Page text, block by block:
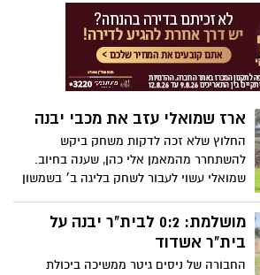
נס ציונה, שגם היא ניצחה היום
ארז שמואלי עזב את מכבי יבנה
החלוץ שלא זכה לדקות משחק ביקש
להשתחרר מהמאמן אלי כהן, שענה בחיוב.
שמואלי עשוי לעבור לשחק בליגה ב׳ בשמשון
עליו בנסיעות
מושלמת: 0:2 לבית"ר יבנה על
בית"ר אשדוד
החבורה של ניסים גיטר ממשיכה ביכולת